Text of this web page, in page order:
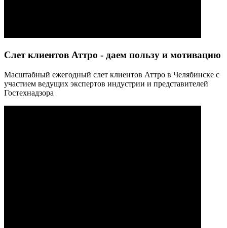
Слет клиентов Аттро - даем пользу и мотивацию
Масштабный ежегодный слет клиентов Аттро в Челябинске с
участием ведущих экспертов индустрии и представителей
Гостехнадзора